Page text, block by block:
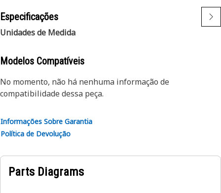
Especificações
Unidades de Medida
Modelos Compatíveis
No momento, não há nenhuma informação de
compatibilidade dessa peça.
Informações Sobre Garantia
Política de Devolução
Parts Diagrams